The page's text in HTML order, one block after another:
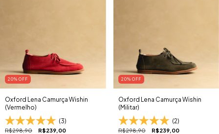
20% OFF
Oxford Lena Camurça Wishin
(Vermelho)
(3)
R$298,90 R$239,00
20% OFF
Oxford Lena Camurça Wishin
(Militar)
(2)
R$298,90 R$239,00